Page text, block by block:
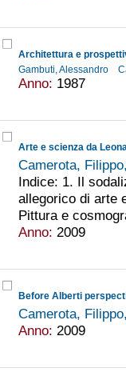
Architettura e
Gambuti, Alessandro
Anno: 1987
Arte e scienza da
Camerota,
Indice: 1. Il
allegorico di arte
Pittura e
Anno: 2009
Before Alberti
Camerota,
Anno: 2009